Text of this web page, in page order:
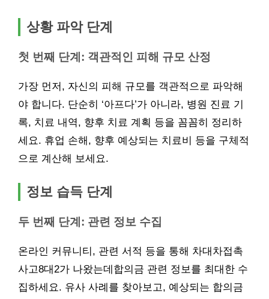
상황 파악 단계
첫 번째 단계: 객관적인 피해 규모 산정
가장 먼저, 자신의 피해 규모를 객관적으로 파악해
야 합니다. 단순히 ‘아프다’가 아니라, 병원 진료 기
록, 치료 내역, 향후 치료 계획 등을 꼼꼼히 정리하
세요. 휴업 손해, 향후 예상되는 치료비 등을 구체적
으로 계산해 보세요.
정보 습득 단계
두 번째 단계: 관련 정보 수집
온라인 커뮤니티, 관련 서적 등을 통해 차대차접촉
사고8대2가 나왔는데합의금 관련 정보를 최대한 수
집하세요. 유사 사례를 찾아보고, 예상되는 합의금